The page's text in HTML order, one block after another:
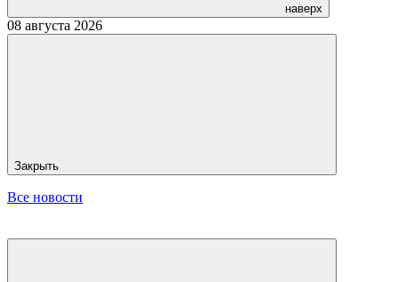
наверх
08 августа 2026
Закрыть
Все новости